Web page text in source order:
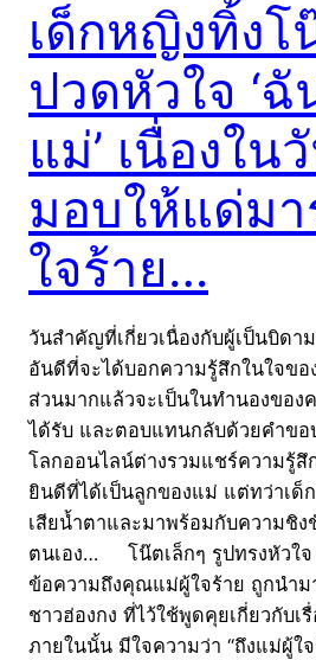
เด็กหญิงทิ้งโ
ปวดหัวใจ ‘ฉั
แม่’ เนื่องใน
มอบให้แด่มา
ใจร้าย…
วันสำคัญที่เกี่ยวเนื่องกับผู้เป็นบิดา
อันดีที่จะได้บอกความรู้สึกในใจข
ส่วนมากแล้วจะเป็นในทำนองของ
ได้รับ และตอบแทนกลับด้วยคำข
โลกออนไลน์ต่างรวมแชร์ความรู้สึ
ยินดีที่ได้เป็นลูกของแม่ แต่ทว่าเด็
เสียน้ำตาและมาพร้อมกับความชิงชั
ตนเอง… โน๊ตเล็กๆ รูปทรงหัวใ
ข้อความถึงคุณแม่ผู้ใจร้าย ถูกนำ
ชาวฮ่องกง ที่ไว้ใช้พูดคุยเกี่ยวกับเ
ภายในนั้น มีใจความว่า “ถึงแม่ผู้ใ